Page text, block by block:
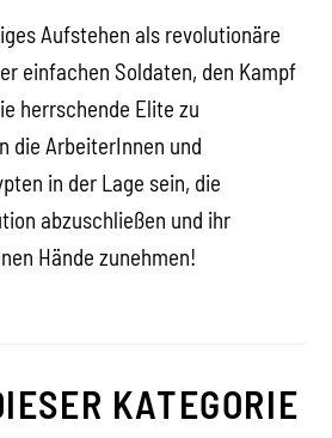
Aufstehen als revolutionäre
einfachen Soldaten, den Kampf
herrschende Elite zu
die ArbeiterInnen und
in der Lage sein, die
abzuschließen und ihr
Hände zunehmen!
KATEGORIE